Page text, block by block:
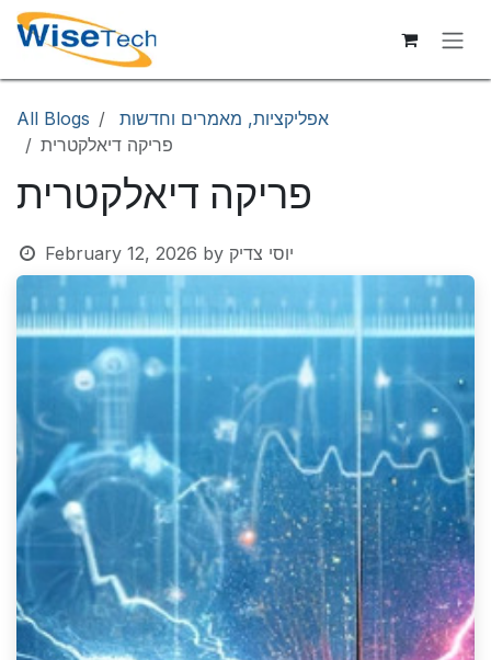
Skip to Content
All Blogs
אפליקציות, מאמרים וחדשות
פריקה דיאלקטרית
פריקה דיאלקטרית
February 12, 2026 by יוסי צדיק